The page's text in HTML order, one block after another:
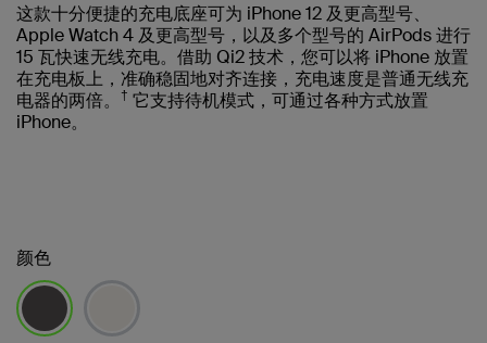
这款十分便捷的充电底座可为 iPhone 12 及更高型号、
Apple Watch 4 及更高型号，以及多个型号的 AirPods 进行
15 瓦快速无线充电。借助 Qi2 技术，您可以将 iPhone 放置
在充电板上，准确稳固地对齐连接，充电速度是普通无线充
电器的两倍。
† 它支持待机模式，可通过各种方式放置
iPhone。
颜色